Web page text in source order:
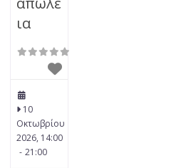
ια
10
Οκτωβρίου
2026, 14:00
- 21:00